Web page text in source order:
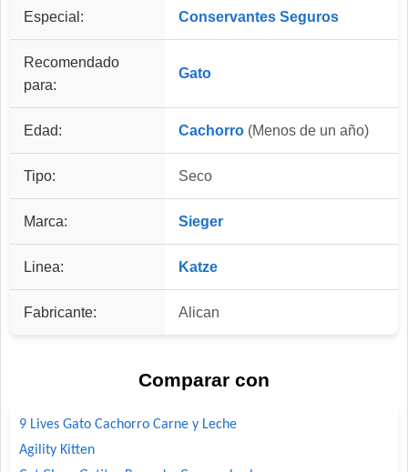
Especial: Conservantes Seguros
Recomendado
para:
Gato
Edad: Cachorro (Menos de un año)
Tipo: Seco
Marca: Sieger
Linea: Katze
Fabricante: Alican
Comparar con
9 Lives Gato Cachorro Carne y Leche
Agility Kitten